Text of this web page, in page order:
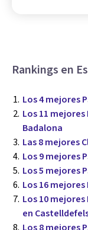
Rankings en
Los 4 mejores
Los 11
Badalona
Las 8 mejores
Los 9 mejores
Los 5 mejores
Los 16
Los 10
en